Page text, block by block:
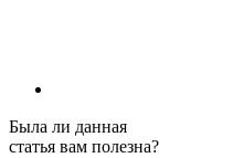
Была ли данная
статья вам полезна?